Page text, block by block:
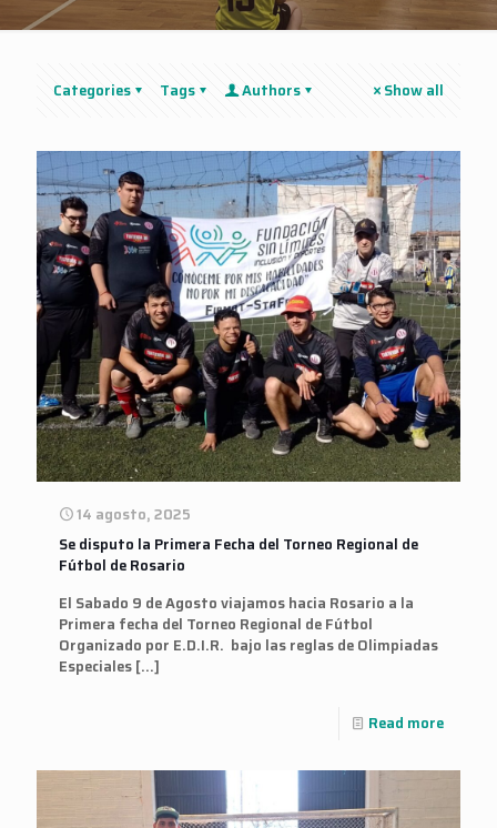
Categories Tags Authors Show all
14 agosto, 2025
Se disputo la Primera Fecha del Torneo Regional de
Fútbol de Rosario
El Sabado 9 de Agosto viajamos hacia Rosario a la
Primera fecha del Torneo Regional de Fútbol
Organizado por E.D.I.R. bajo las reglas de Olimpiadas
Especiales[…]
Read more